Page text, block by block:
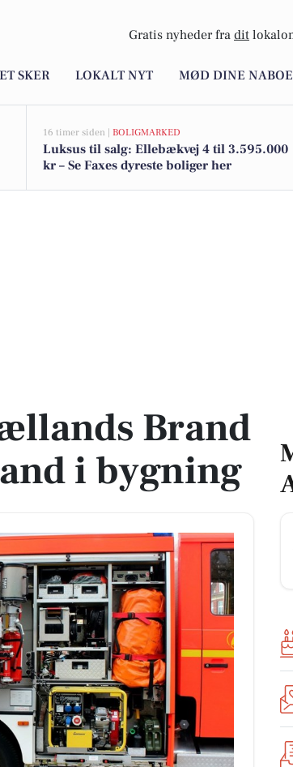
Gratis nyheder fra dit
SKER LOKALT NYT MØD DINE
16 timer siden | BOLIGMARKED
Luksus til salg: Ellebækvej 4 til 3.595.000
kr – Se Faxes dyreste boliger her
Brand
i bygning